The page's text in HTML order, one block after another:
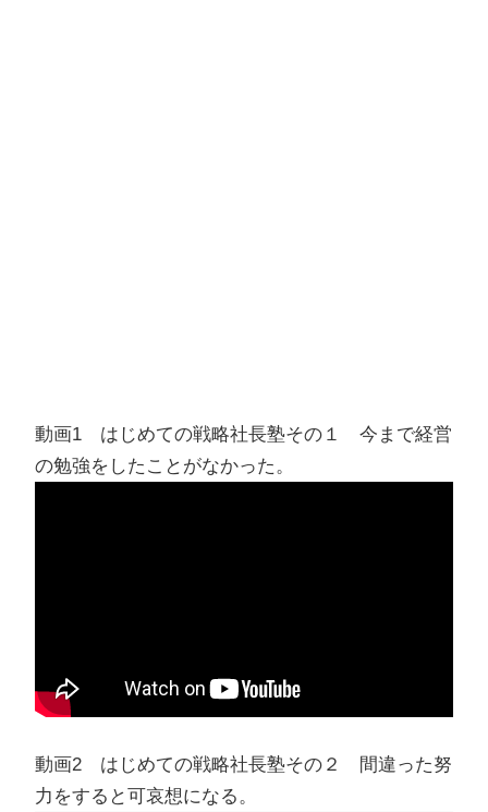
動画1 はじめての戦略社長塾その１ 今まで経営
の勉強をしたことがなかった。
動画2 はじめての戦略社長塾その２ 間違った努
力をすると可哀想になる。